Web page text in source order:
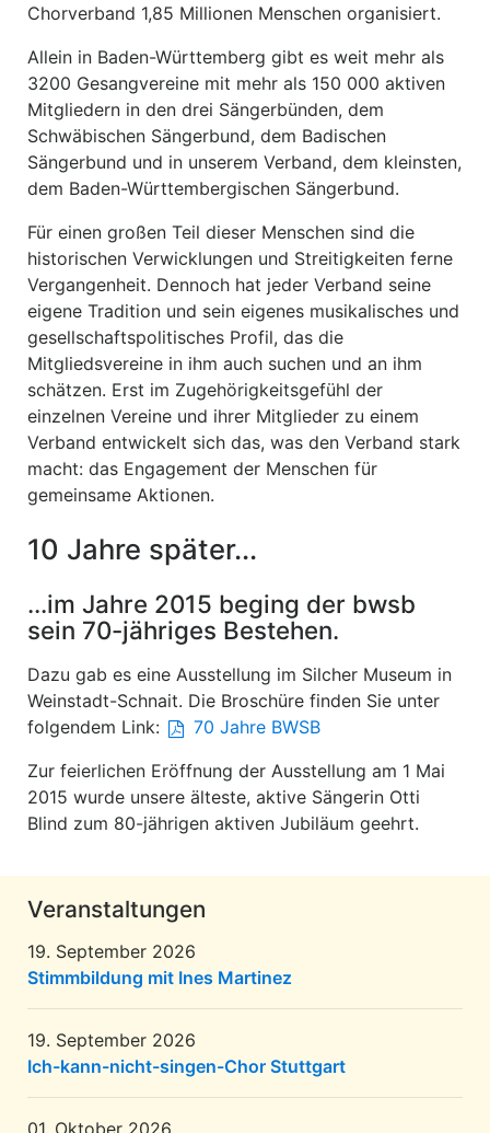
Chorverband 1,85 Millionen Menschen organisiert.
Allein in Baden-Württemberg gibt es weit mehr als
3200 Gesangvereine mit mehr als 150 000 aktiven
Mitgliedern in den drei Sängerbünden, dem
Schwäbischen Sängerbund, dem Badischen
Sängerbund und in unserem Verband, dem kleinsten,
dem Baden-Württembergischen Sängerbund.
Für einen großen Teil dieser Menschen sind die
historischen Verwicklungen und Streitigkeiten ferne
Vergangenheit. Dennoch hat jeder Verband seine
eigene Tradition und sein eigenes musikalisches und
gesellschaftspolitisches Profil, das die
Mitgliedsvereine in ihm auch suchen und an ihm
schätzen. Erst im Zugehörigkeitsgefühl der
einzelnen Vereine und ihrer Mitglieder zu einem
Verband entwickelt sich das, was den Verband stark
macht: das Engagement der Menschen für
gemeinsame Aktionen.
10 Jahre später...
...im Jahre 2015 beging der bwsb
sein 70-jähriges Bestehen.
Dazu gab es eine Ausstellung im Silcher Museum in
Weinstadt-Schnait. Die Broschüre finden Sie unter
folgendem Link:
70 Jahre BWSB
Zur feierlichen Eröffnung der Ausstellung am 1 Mai
2015 wurde unsere älteste, aktive Sängerin Otti
Blind zum 80-jährigen aktiven Jubiläum geehrt.
Veranstaltungen
19. September 2026
Stimmbildung mit Ines Martinez
19. September 2026
Ich-kann-nicht-singen-Chor Stuttgart
01. Oktober 2026